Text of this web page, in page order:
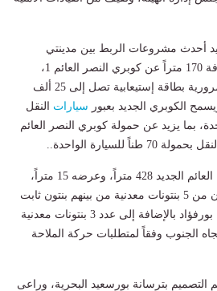
أحدث مشروعات الربط بين مدينتي
بورسعيد وبورفؤاد ويبعد مسافة 170 متراً عن كوبري النصر العائم 1،
ويُساهم في زيادة السيولة المرورية بطاقة إستيعابية تصل إلى 25 ألف
الكوبري الجديد بعبور سيارات النقل
الواحدة، بما يزيد عن حمولة كوبري النصر العائم
يبلغ الطول الإجمالي للكوبري العائم الجديد 428 متراً، وعرضه 15 متراً،
ووزنه 3000 طن حديد، ويتكون من 5 بنتونات معدنية من بينهم بنتون ثابت
جهة بورسعيد وآخر ثابت جهة بورفؤاد بالإضافة إلى عدد 3 بنتونات معدنية
الجنوب وفقاً لمتطلبات حركة الملاحة
بترسانة بورسعيد البحرية، وراعى